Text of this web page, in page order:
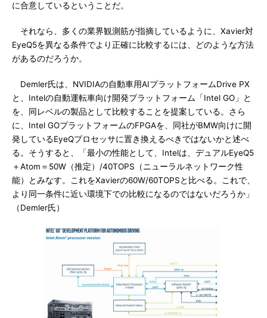
に合意しているということだ。
それなら、多くの業界観測筋が指摘しているように、Xavier対
EyeQ5を異なる条件でより正確に比較するには、どのような方法
があるのだろうか。
Demler氏は、NVIDIAの自動車用AIプラットフォームDrive PX
と、Intelの自動運転車向け開発プラットフォーム「Intel GO」と
を、同レベルの製品として比較することを提案している。さら
に、Intel GOプラットフォームのFPGAを、同社がBMW向けに開
発しているEyeQプロセッサに置き換えるべきではないかと述べ
る。そうすると、「最小の性能として、Intelは、デュアルEyeQ5
＋Atom＝50W（推定）/40TOPS（ニューラルネットワーク性
能）とみなす。これをXavierの60W/60TOPSと比べる。これで、
より同一条件に近い環境下での比較になるのではないだろうか」
（Demler氏）